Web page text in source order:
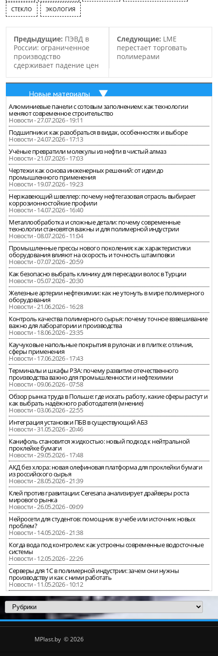
переработке вторичного
сырья, которая
рассчитана на 2009-2015
годы. Работа
Гродненского…
СТЕКЛО ЭКОЛОГИЯ
Предыдущие: ПЭВД в
России: ограниченное
производство
сдерживает падение цен
Следующие: LME
перестает торговать
полимерами
Новые материалы
Алюминиевые панели с сотовым заполнением: как технологии
меняют современное строительство
Новости - 27.07.2026 - 19:11
Подшипники: как разобраться в видах, особенностях и выборе
Новости - 24.07.2026 - 17:13
Учёные превратили молекулы из нефти в чистый алмаз
Новости - 21.07.2026 - 17:03
Чертежи как основа инженерных решений: от идеи до
промышленного применения
Новости - 19.07.2026 - 19:23
Нержавеющий швеллер: почему нефтегазовая отрасль выбирает
коррозионностойкие профили
Новости - 14.07.2026 - 16:40
Металлообработка и сложные детали: почему современные
технологии становятся важны и для полимерной индустрии
Новости - 08.07.2026 - 11:04
Промышленные прессы нового поколения: как характеристики
оборудования влияют на скорость и точность штамповки
Новости - 07.07.2026 - 20:59
Как безопасно выбрать клинику для пересадки волос в Турции
Новости - 05.07.2026 - 20:30
Железные артерии нефтехимии: как не утонуть в мире полимерного
оборудования
Новости - 21.06.2026 - 16:28
Контроль качества полимерного сырья: почему точное взвешивание
важно для лаборатории и производства
Новости - 18.06.2026 - 23:35
Каучуковые напольные покрытия в рулонах и в плитке: отличия,
сферы применения
Новости - 17.06.2026 - 17:43
Терминалы и шкафы РЗА: почему развитие отечественного
производства важно для промышленности и нефтехимии
Новости - 09.06.2026 - 07:58
Обзор рынка труда в Польше: где искать работу, какие сферы растут и
как выбрать надёжного работодателя (мнение)
Новости - 03.06.2026 - 22:55
Интеграция установки ПБВ в существующий АБЗ
Новости - 31.05.2026 - 20:46
Канифоль становится жидкостью: новый подход к нейтральной
проклейке бумаги
Новости - 29.05.2026 - 17:48
АКД без хлора: новая олефиновая платформа для проклейки бумаги
из российского сырья
Новости - 28.05.2026 - 21:39
Клей против гравитации: Ceresana анализирует драйверы роста
мирового рынка
Новости - 26.05.2026 - 09:09
Нейросети для студентов: помощник в учебе или источник новых
проблем?
Новости - 14.05.2026 - 21:38
Когда вода под контролем: как устроены современные водосточные
системы
Новости - 12.05.2026 - 22:26
Серверы для 1С в полимерной индустрии: зачем они нужны
производству и как с ними работать
Новости - 11.05.2026 - 10:12
MPlast.by © 2026